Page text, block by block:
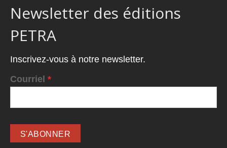
Newsletter des éditions
PETRA
Inscrivez-vous à notre newsletter.
Courriel *